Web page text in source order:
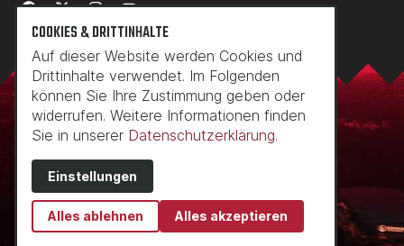
COOKIES & DRITTINHALTE
Auf dieser Website werden Cookies und
Drittinhalte verwendet. Im Folgenden
können Sie Ihre Zustimmung geben oder
widerrufen. Weitere Informationen finden
Sie in unserer Datenschutzerklärung.
Einstellungen
Alles ablehnen Alles akzeptieren